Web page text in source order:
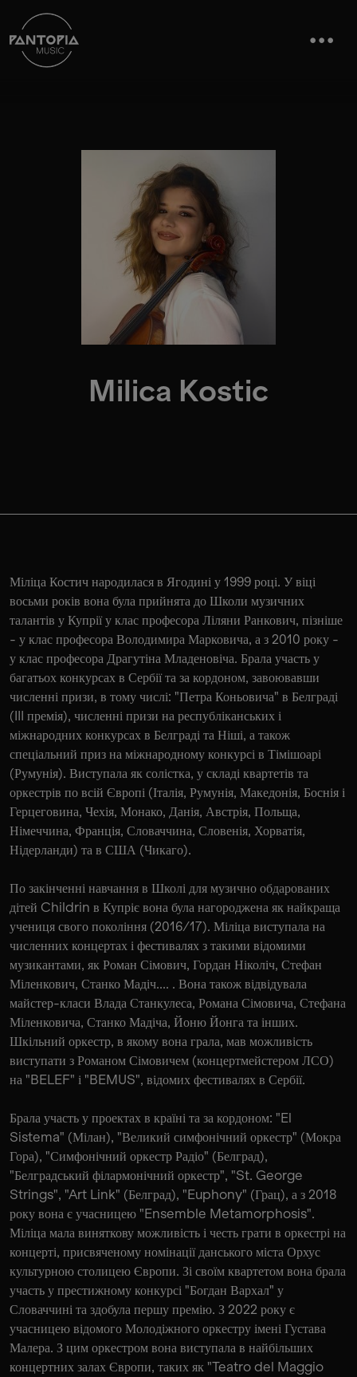
Milica Kostic
Міліца Костич народилася в Ягодині у 1999 році. У віці
восьми років вона була прийнята до Школи музичних
талантів у Купрії у клас професора Ліляни Ранкович, пізніше
- у клас професора Володимира Марковича, а з 2010 року -
у клас професора Драгутіна Младеновіча. Брала участь у
багатьох конкурсах в Сербії та за кордоном, завоювавши
численні призи, в тому числі: "Петра Коньовича" в Белграді
(III премія), численні призи на республіканських і
міжнародних конкурсах в Белграді та Ніші, а також
спеціальний приз на міжнародному конкурсі в Тімішоарі
(Румунія). Виступала як солістка, у складі квартетів та
оркестрів по всій Європі (Італія, Румунія, Македонія, Боснія і
Герцеговина, Чехія, Монако, Данія, Австрія, Польща,
Німеччина, Франція, Словаччина, Словенія, Хорватія,
Нідерланди) та в США (Чикаго).
По закінченні навчання в Школі для музично обдарованих
дітей Childrin в Купріє вона була нагороджена як найкраща
учениця свого покоління (2016/17). Міліца виступала на
численних концертах і фестивалях з такими відомими
музикантами, як Роман Сімович, Гордан Ніколіч, Стефан
Міленкович, Станко Мадіч.... . Вона також відвідувала
майстер-класи Влада Станкулеса, Романа Сімовича, Стефана
Міленковича, Станко Мадіча, Йоню Йонга та інших.
Шкільний оркестр, в якому вона грала, мав можливість
виступати з Романом Сімовичем (концертмейстером ЛСО)
на "BELEF" і "BEMUS", відомих фестивалях в Сербії.
Брала участь у проектах в країні та за кордоном: "El
Sistema" (Мілан), "Великий симфонічний оркестр" (Мокра
Гора), "Симфонічний оркестр Радіо" (Белград),
"Белградський філармонічний оркестр", "St. George
Strings", "Art Link" (Белград), "Euphony" (Грац), а з 2018
року вона є учасницею "Ensemble Metamorphosis".
Міліца мала виняткову можливість і честь грати в оркестрі на
концерті, присвяченому номінації данського міста Орхус
культурною столицею Європи. Зі своїм квартетом вона брала
участь у престижному конкурсі "Богдан Вархал" у
Словаччині та здобула першу премію. З 2022 року є
учасницею відомого Молодіжного оркестру імені Густава
Малера. З цим оркестром вона виступала в найбільших
концертних залах Європи, таких як "Teatro del Maggio